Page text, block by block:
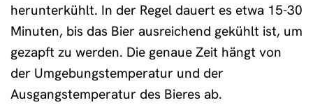
herunterkühlt. In der Regel dauert es etwa 15-30
Minuten, bis das Bier ausreichend gekühlt ist, um
gezapft zu werden. Die genaue Zeit hängt von
der Umgebungstemperatur und der
Ausgangstemperatur des Bieres ab.